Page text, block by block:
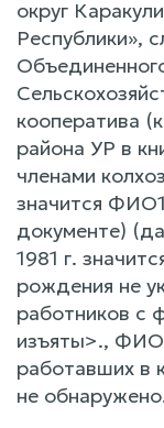
округ
Республики»,
кооператива
района УР в
членами
значится
документе)
1981 г.
рождения не
работников с
изъяты>.,
работавших в
не